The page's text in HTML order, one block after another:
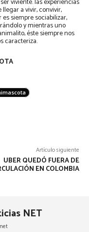
viviente. las experiencias
a vivir, convivir,
siempre sociabilizar,
y mientras uno
éste siempre nos
caracteriza.
Artículo siguiente
UBER QUEDÓ FUERA DE
EN COLOMBIA
NET